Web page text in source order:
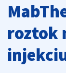
roztok